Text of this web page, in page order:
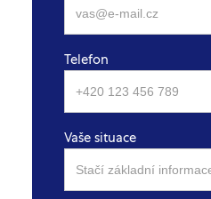
Telefon
Vaše situace